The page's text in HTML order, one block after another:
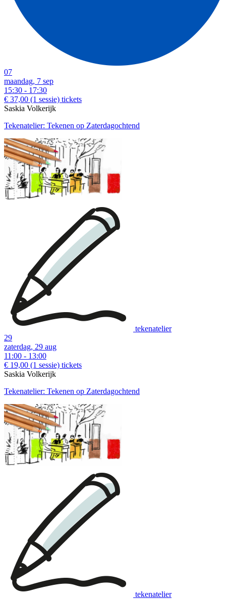
07
maandag, 7 sep
15:30 - 17:30
€ 37,00 (1 sessie) tickets
Saskia Volkerijk
Tekenatelier: Tekenen op Zaterdagochtend
tekenatelier
29
zaterdag, 29 aug
11:00 - 13:00
€ 19,00 (1 sessie) tickets
Saskia Volkerijk
Tekenatelier: Tekenen op Zaterdagochtend
tekenatelier